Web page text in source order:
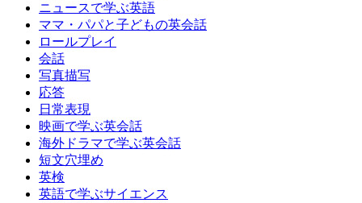
ニュースで学ぶ英語
ママ・パパと子どもの英会話
ロールプレイ
会話
写真描写
応答
日常表現
映画で学ぶ英会話
海外ドラマで学ぶ英会話
短文穴埋め
英検
英語で学ぶサイエンス